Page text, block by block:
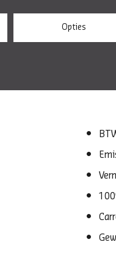
Opties